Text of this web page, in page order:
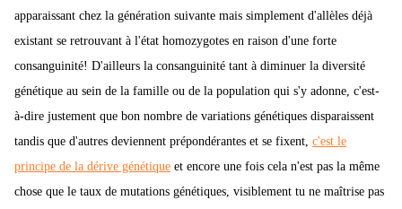
apparaissant chez la génération suivante mais simplement d'allèles déjà
existant se retrouvant à l'état homozygotes en raison d'une forte
consanguinité! D'ailleurs la consanguinité tant à diminuer la diversité
génétique au sein de la famille ou de la population qui s'y adonne, c'est-
à-dire justement que bon nombre de variations génétiques disparaissent
tandis que d'autres deviennent prépondérantes et se fixent, c'est le
principe de la dérive génétique et encore une fois cela n'est pas la même
chose que le taux de mutations génétiques, visiblement tu ne maîtrise pas